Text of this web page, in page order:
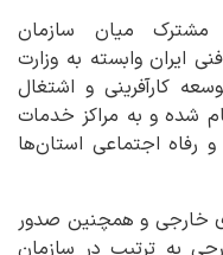
مشترک میان سازمان
ایران وابسته به وزارت
کارآفرینی و اشتغال
شده و به مراکز خدمات
و رفاه اجتماعی استان‌ها
خارجی و همچنین صدور
به ترتیب در سازمان